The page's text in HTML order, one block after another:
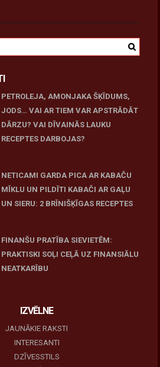
PETROLEJA, AMONJAKA ŠĶĪDUMS,
JODS… VAI AR TIEM VAR APSTRĀDĀT
DĀRZU? VAI DĪVAINĀS LAUKU
RECEPTES DARBOJAS?
NETICAMI GARDA PICA AR KABAČU
MĪKLU UN PILDĪTI KABAČI AR GAĻU
UN SIERU: 2 BRĪNIŠĶĪGAS RECEPTES
FINANŠU PRATĪBA SIEVIETĒM:
PRAKTISKI SOĻI CEĻĀ UZ FINANSIĀLU
NEATKARĪBU
IZVĒLNE
JAUNĀKIE RAKSTI
INTERESANTI
DZĪVESSTILS